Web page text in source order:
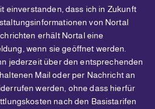
einverstanden, dass ich in Zukunft
von Nortal
erhält Nortal eine
wenn sie geöffnet werden.
jederzeit über den entsprechenden
Mail oder per Nachricht an
werden, ohne dass hierfür
nach den Basistarifen